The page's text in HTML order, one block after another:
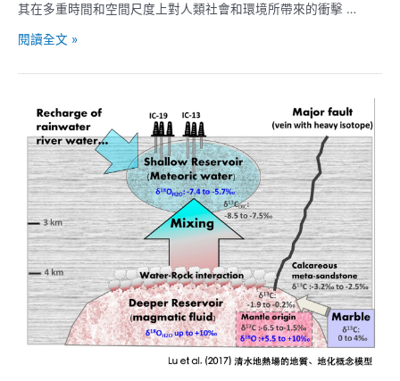
備
好
（儲
篇）
其在多重時間和空間尺度上對人類社會和環境所帶來的衝擊 …
EAGER
Workshop
岩
掃
瞄
實
驗
室
開
幕
參
觀
閱讀全文 »